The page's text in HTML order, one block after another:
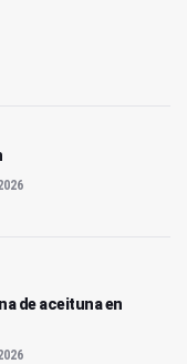
de aceituna en